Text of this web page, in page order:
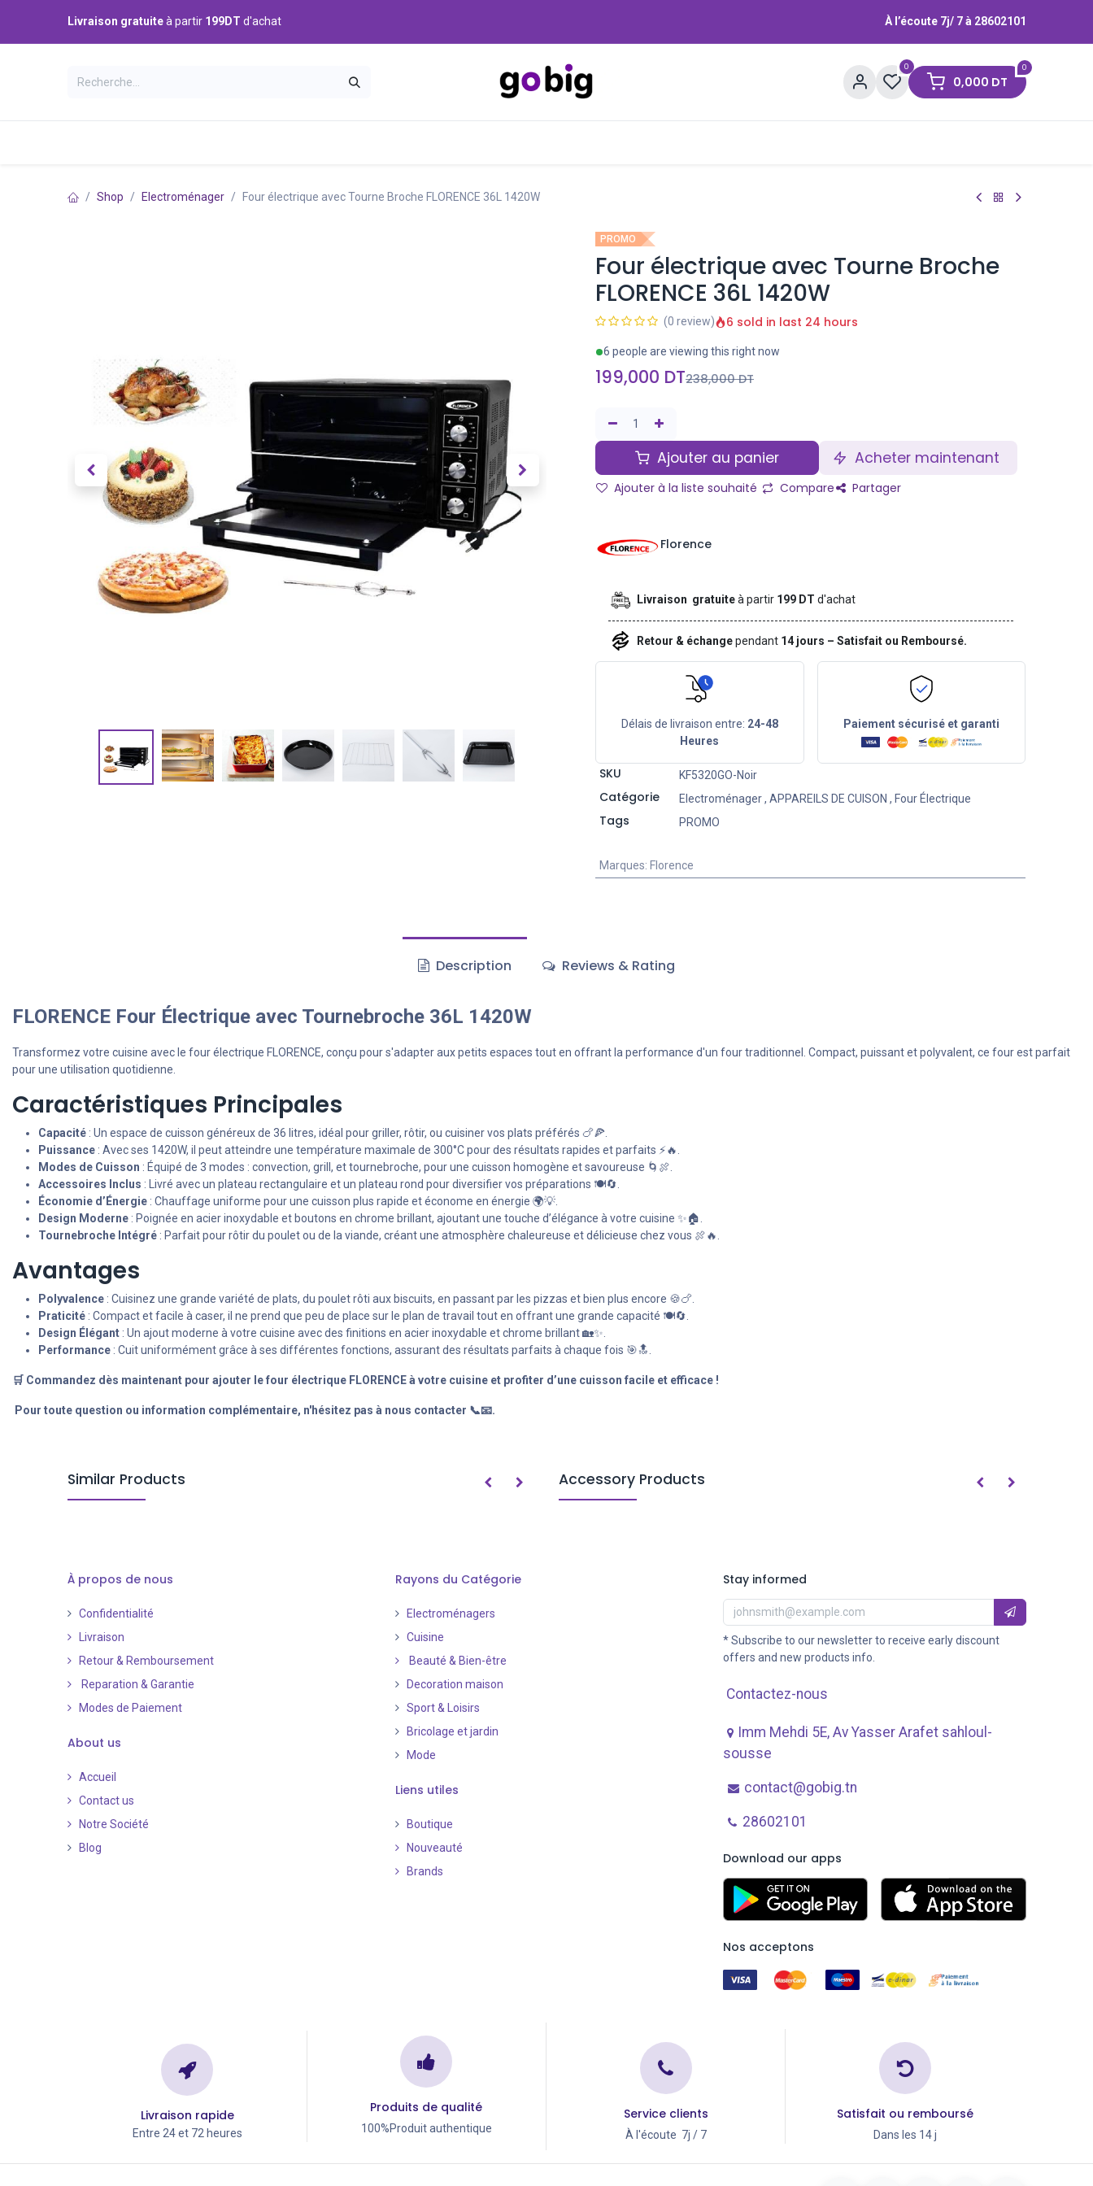
Livraison gratuiteà partir 199DT d'achat À l’écoute 7j/ 7 à 28602101
0 0
0,000 DT
Shop Electroménager Four électrique avec Tourne Broche FLORENCE 36L 1420W
PROMO
Four électrique avec Tourne Broche
FLORENCE 36L 1420W
(0 review) 6 sold in last 24 hours
6 people are viewing this right now
199,000 DT238,000DT
Ajouter au panier Acheter maintenant
Ajouter à la liste souhaité Compare Partager
Florence
Livraison gratuiteà partir 199 DTd'achat
Retour & échangependant 14 jours – Satisfait ou Remboursé.
Délais de livraison entre: 24-48
Heures
Paiement sécurisé et garanti
SKU KF5320GO-Noir
Catégorie Electroménager, APPAREILS DE CUISON , Four Électrique
Tags PROMO
Marques: Florence
Description Reviews & Rating
FLORENCE Four Électrique avec Tournebroche 36L 1420W
Transformez votre cuisine avec le four électrique FLORENCE, conçu pour s'adapter aux petits espaces tout en offrant la performance d'un four traditionnel. Compact, puissant et polyvalent, ce four est parfait
pour une utilisation quotidienne.
Caractéristiques Principales
Capacité : Un espace de cuisson généreux de 36 litres, idéal pour griller, rôtir, ou cuisiner vos plats préférés 🍗🍕.
Puissance : Avec ses 1420W, il peut atteindre une température maximale de 300°C pour des résultats rapides et parfaits ⚡🔥.
Modes de Cuisson : Équipé de 3 modes : convection, grill, et tournebroche, pour une cuisson homogène et savoureuse 🌀🍖.
Accessoires Inclus : Livré avec un plateau rectangulaire et un plateau rond pour diversifier vos préparations 🍽️🔄.
Économie d’Énergie : Chauffage uniforme pour une cuisson plus rapide et économe en énergie 🌍💡.
Design Moderne : Poignée en acier inoxydable et boutons en chrome brillant, ajoutant une touche d’élégance à votre cuisine ✨🏠.
Tournebroche Intégré : Parfait pour rôtir du poulet ou de la viande, créant une atmosphère chaleureuse et délicieuse chez vous 🍖🔥.
Avantages
Polyvalence : Cuisinez une grande variété de plats, du poulet rôti aux biscuits, en passant par les pizzas et bien plus encore 🍪🍗.
Praticité : Compact et facile à caser, il ne prend que peu de place sur le plan de travail tout en offrant une grande capacité 🍽️🔄.
Design Élégant : Un ajout moderne à votre cuisine avec des finitions en acier inoxydable et chrome brillant 🏡✨.
Performance : Cuit uniformément grâce à ses différentes fonctions, assurant des résultats parfaits à chaque fois 🎯🔝.
🛒 Commandez dès maintenant pour ajouter le four électrique FLORENCE à votre cuisine et profiter d’une cuisson facile et efficace !
Pour toute question ou information complémentaire, n'hésitez pas à nous contacter 📞📧.
Similar Products Accessory Products
À propos de nous
Confidentialité
Livraison
Retour & Remboursement
Reparation & Garantie
Modes de Paiement​
About us
Accueil
Contact us
Notre Société
Blog
Rayons du Catégorie
Electroménagers
Cuisine
Beauté & Bien-être
Decoration maison
Sport & Loisirs
Bricolage et jardin
Mode
Liens utiles
Boutique
Nouveauté
Brands
Stay informed
* Subscribe to our newsletter to receive early discount
offers and new products info.
Contactez-nous
Imm Mehdi 5E, Av ​Yasser Arafet sahloul-
sousse
contact@gobig.tn
28602101
Download our apps
Nos acceptons
Livraison rapide
Entre 24 et 72 heures
Produits de qualité
100%Produit authentique
Service clients
À l'écoute 7j / 7
Satisfait ou remboursé
Dans les 14 j